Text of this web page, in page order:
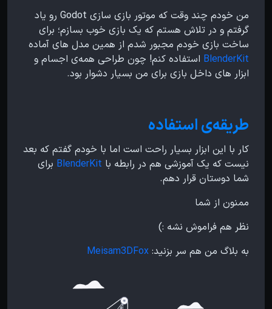
من خودم چند وقت که موتور بازی سازی Godot رو یاد
گرفتم و در تلاش هستم که یک بازی خوب بسازم؛ برای
ساخت بازی خودم مجبور شدم از همین مدل های آماده
BlenderKit استفاده کنم! چون طراحی همه‌ی اجسام و
ابزار های داخل بازی برای من بسیار دشوار بود.
طریقه‌ی استفاده
کار با این ابزار بسیار راحت است اما با خودم گفتم که بعد
نیست که یک آموزشی هم در رابطه با BlenderKit برای
شما دوستان قرار دهم.
ممنون از شما
نظر هم فراموش نشه :)
به بلاگ من هم سر بزنید: Meisam3DFox